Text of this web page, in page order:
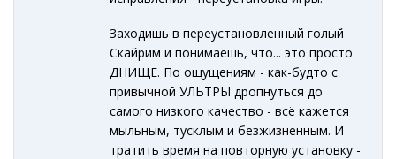
Заходишь в переустановленный голый
Скайрим и понимаешь, что... это просто
ДНИЩЕ. По ощущениям - как-будто с
привычной УЛЬТРЫ дропнуться до
самого низкого качество - всё кажется
мыльным, тусклым и безжизненным. И
тратить время на повторную установку -